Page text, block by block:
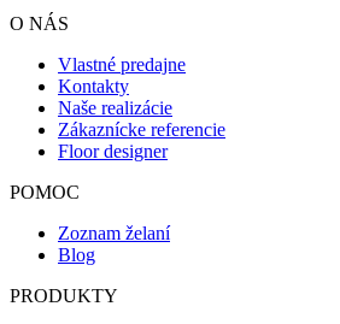
O NÁS
Vlastné predajne
Kontakty
Naše realizácie
Zákaznícke referencie
Floor designer
POMOC
Zoznam želaní
Blog
PRODUKTY